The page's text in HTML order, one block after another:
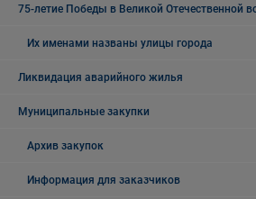
75-летие Победы в Великой Отечественной
Их именами названы улицы города
Ликвидация аварийного жилья
Муниципальные закупки
Архив закупок
Информация для заказчиков